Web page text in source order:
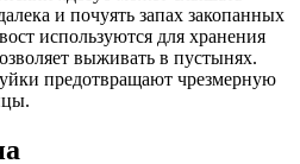
и почуять запах закопанных
используются для хранения
выживать в пустынях.
предотвращают чрезмерную